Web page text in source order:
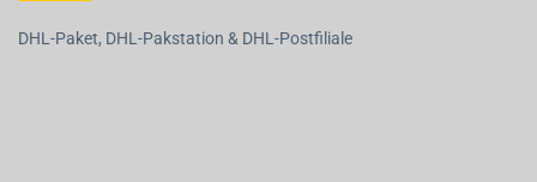
DHL-Paket, DHL-Pakstation & DHL-Postfiliale